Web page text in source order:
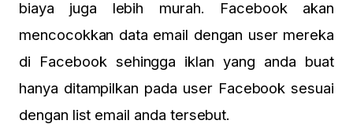
biaya juga lebih murah. Facebook akan
mencocokkan data email dengan user mereka
di Facebook sehingga iklan yang anda buat
hanya ditampilkan pada user Facebook sesuai
dengan list email anda tersebut.